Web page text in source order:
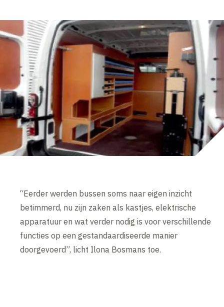
“Eerder werden bussen soms naar eigen inzicht
betimmerd, nu zijn zaken als kastjes, elektrische
apparatuur en wat verder nodig is voor verschillende
functies op een gestandaardiseerde manier
doorgevoerd”, licht Ilona Bosmans toe.